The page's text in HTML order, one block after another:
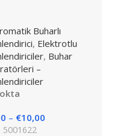
Buharlı
, Elektrotlu
, Buhar
–
– €10,00
5001622